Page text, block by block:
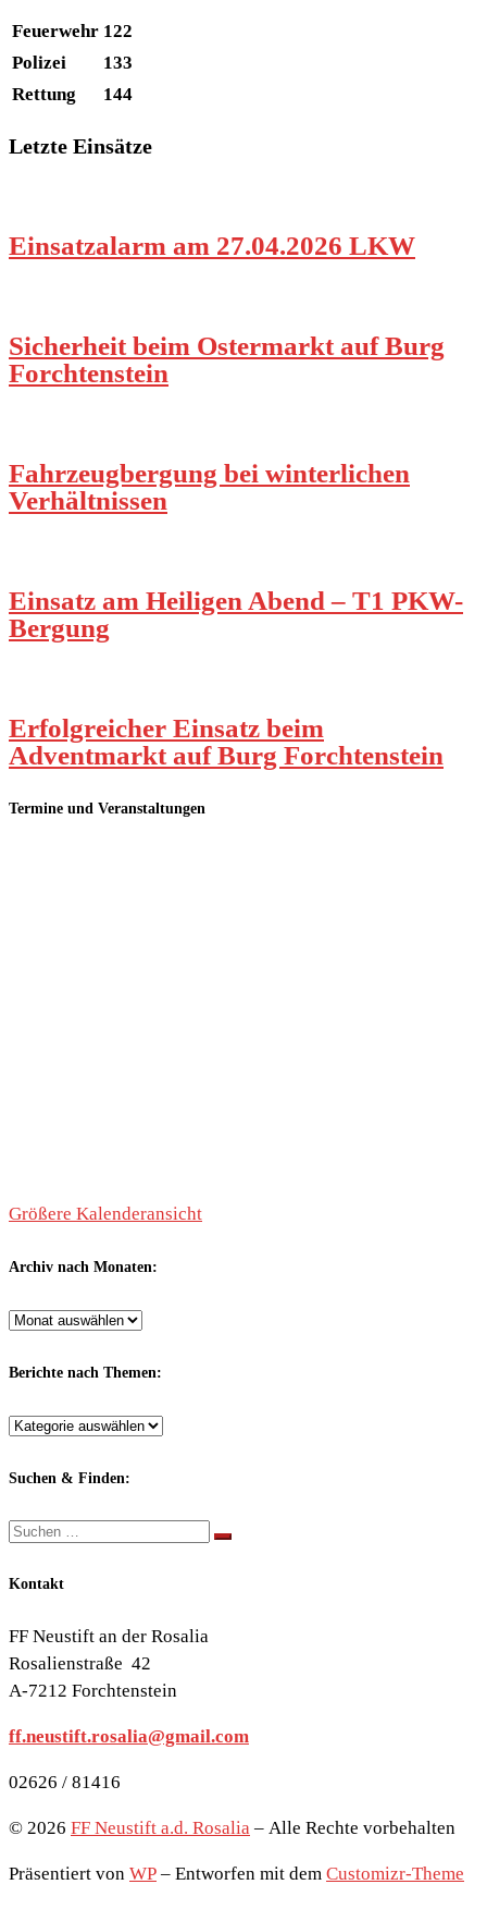
Feuerwehr 122
Polizei
133
Rettung
144
Letzte Einsätze
Einsatzalarm am 27.04.2026 LKW
Sicherheit beim Ostermarkt auf Burg
Forchtenstein
Fahrzeugbergung bei winterlichen
Verhältnissen
Einsatz am Heiligen Abend – T1 PKW-
Bergung
Erfolgreicher Einsatz beim
Adventmarkt auf Burg Forchtenstein
Termine und Veranstaltungen
Größere Kalenderansicht
Archiv nach Monaten:
Archiv
Monaten:
Berichte nach Themen:
Berichte
Themen:
Suchen & Finden:
Suche
Suchen …
Kontakt
FF Neustift an der Rosalia
Rosalienstraße 42
A-7212 Forchtenstein
ff.neustift.rosalia@gmail.com
02626 / 81416
© 2026 FF Neustift a.d. Rosalia – Alle Rechte vorbehalten
Präsentiert von WP – Entworfen mit dem Customizr-Theme